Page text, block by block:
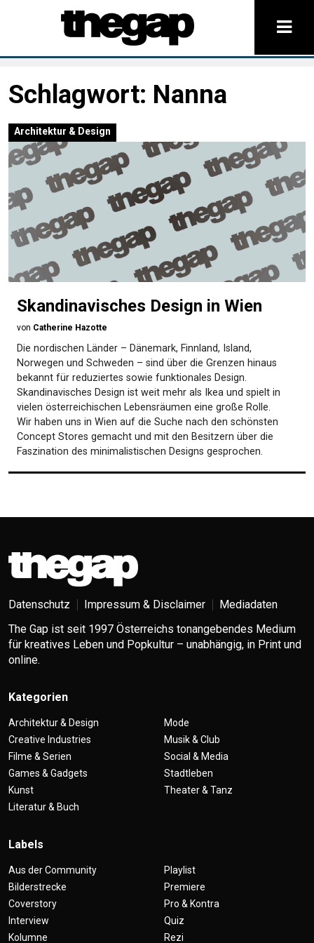
Schlagwort: Nanna
Architektur & Design
Skandinavisches Design in Wien
von Catherine Hazotte
Die nordischen Länder – Dänemark, Finnland, Island,
Norwegen und Schweden – sind über die Grenzen hinaus
bekannt für reduziertes sowie funktionales Design.
Skandinavisches Design ist weit mehr als Ikea und spielt in
vielen österreichischen Lebensräumen eine große Rolle.
Wir haben uns in Wien auf die Suche nach den schönsten
Concept Stores gemacht und mit den Besitzern über die
Faszination des minimalistischen Designs gesprochen.
Datenschutz Impressum & Disclaimer
Mediadaten
The Gap ist seit 1997 Österreichs tonangebendes Medium
für kreatives Leben und Popkultur – unabhängig, in Print und
online.
Kategorien
Architektur & Design
Creative Industries
Filme & Serien
Games & Gadgets
Kunst
Literatur & Buch
Mode
Musik & Club
Social & Media
Stadtleben
Theater & Tanz
Labels
Aus der Community
Bilderstrecke
Coverstory
Interview
Kolumne
Playlist
Premiere
Pro & Kontra
Quiz
Rezi